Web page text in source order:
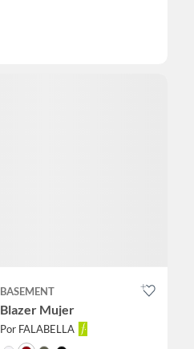
BASEMENT
Blazer Mujer
Por FALABELLA